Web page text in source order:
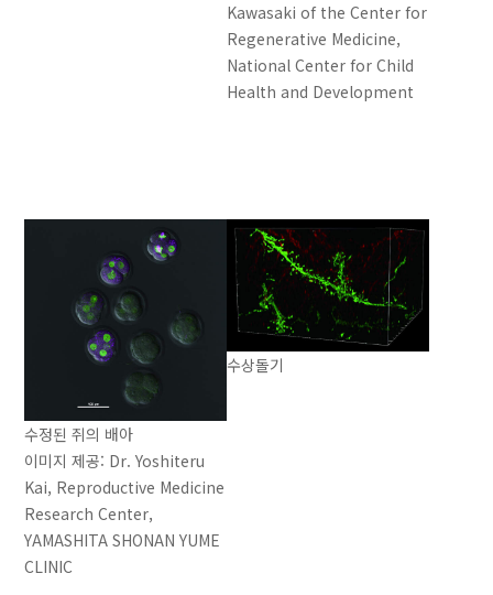
Kawasaki of the Center for
Regenerative Medicine,
National Center for Child
Health and Development
수정된 쥐의 배아
이미지 제공: Dr. Yoshiteru
Kai, Reproductive Medicine
Research Center,
YAMASHITA SHONAN YUME
CLINIC
수상돌기